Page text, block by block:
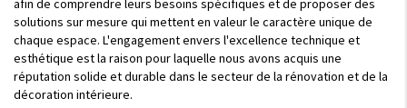
afin de comprendre leurs besoins spécifiques et de proposer des
solutions sur mesure qui mettent en valeur le caractère unique de
chaque espace. L'engagement envers l'excellence technique et
esthétique est la raison pour laquelle nous avons acquis une
réputation solide et durable dans le secteur de la rénovation et de la
décoration intérieure.